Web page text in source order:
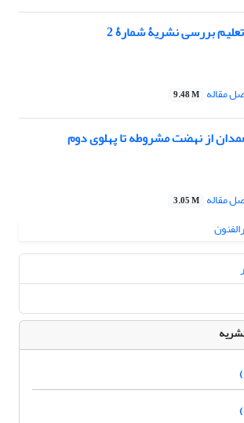
بررسی نشریۀ شمارۀ 2
مقاله 9.48 M
از نهضت مشروطه تا پهلوی دوم
مقاله 3.05 M